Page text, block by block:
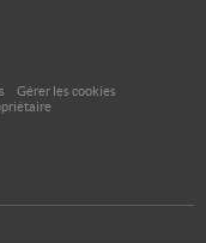
Gérer les cookies